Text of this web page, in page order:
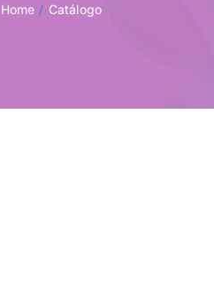
Home Catálogo